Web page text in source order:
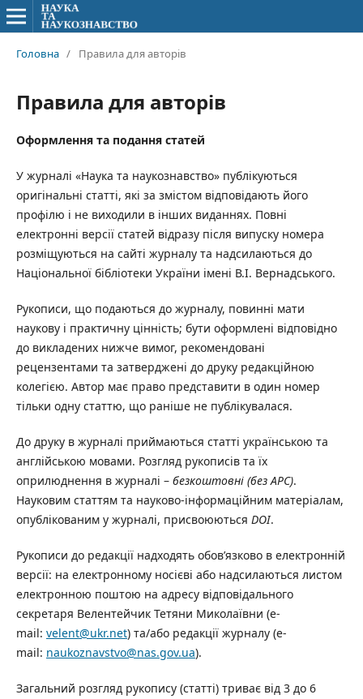
Головна / Правила для авторів
Правила для авторів
Оформлення та подання статей
У журналі «Наука та наукознавство» публікуються
оригінальні статті, які за змістом відповідають його
профілю і не виходили в інших виданнях. Повні
електронні версії статей відразу після випуску номера
розміщуються на сайті журналу та надсилаються до
Національної бібліотеки України імені В.І. Вернадського.
Рукописи, що подаються до журналу, повинні мати
наукову і практичну цінність; бути оформлені відповідно
до викладених нижче вимог, рекомендовані
рецензентами та затверджені до друку редакційною
колегією. Автор має право представити в один номер
тільки одну статтю, що раніше не публікувалася.
До друку в журналі приймаються статті українською та
англійською мовами. Розгляд рукописів та їх
оприлюднення в журналі – безкоштовні (без АРС).
Науковим статтям та науково-інформаційним матеріалам,
опублікованим у журналі, присвоюються DOI.
Рукописи до редакції надходять обов’язково в електронній
версії: на електронному носієві або надсилаються листом
електронною поштою на адресу відповідального
секретаря Велентейчик Тетяни Миколаївни (e-
mail: velent@ukr.net) та/або редакції журналу (e-
mail: naukoznavstvo@nas.gov.ua).
Загальний розгляд рукопису (статті) триває від 3 до 6